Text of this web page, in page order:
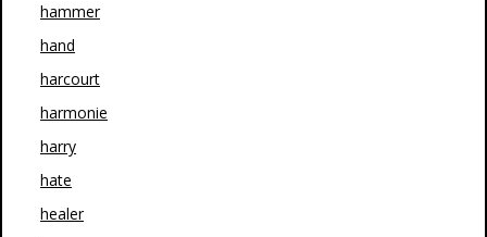
hammer
hand
harcourt
harmonie
harry
hate
healer